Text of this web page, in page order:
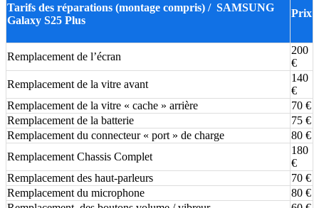
Tarifs des réparations (montage compris) / SAMSUNG
Galaxy S25 Plus
Prix
Remplacement de l’écran
200
€
Remplacement de la vitre avant
140
€
Remplacement de la vitre « cache » arrière
70 €
Remplacement de la batterie
75 €
Remplacement du connecteur « port » de charge
80 €
Remplacement Chassis Complet
180
€
Remplacement des haut-parleurs
70 €
Remplacement du microphone
80 €